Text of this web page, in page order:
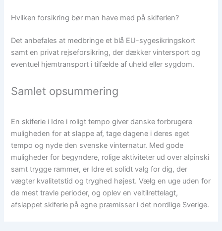
Hvilken forsikring bør man have med på skiferien?
Det anbefales at medbringe et blå EU-sygesikringskort
samt en privat rejseforsikring, der dækker vintersport og
eventuel hjemtransport i tilfælde af uheld eller sygdom.
Samlet opsummering
En skiferie i Idre i roligt tempo giver danske forbrugere
muligheden for at slappe af, tage dagene i deres eget
tempo og nyde den svenske vinternatur. Med gode
muligheder for begyndere, rolige aktiviteter ud over alpinski
samt trygge rammer, er Idre et solidt valg for dig, der
vægter kvalitetstid og tryghed højest. Vælg en uge uden for
de mest travle perioder, og oplev en veltilrettelagt,
afslappet skiferie på egne præmisser i det nordlige Sverige.